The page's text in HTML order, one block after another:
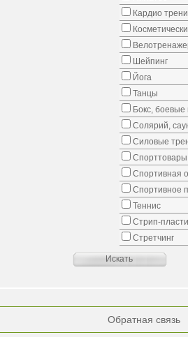
Кардио
Шейпинг
Йога
Танцы
Бокс, боевые
Солярий,
Силовые
Спортивная
Спортивное
Теннис
Стрип-
Стретчинг
Обратная связь